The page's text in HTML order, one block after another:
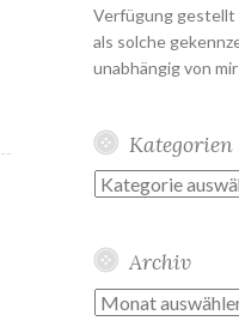
Verfügung gestellt
als solche
unabhängig von
Kategorien
Kategorien
Archiv
Archiv